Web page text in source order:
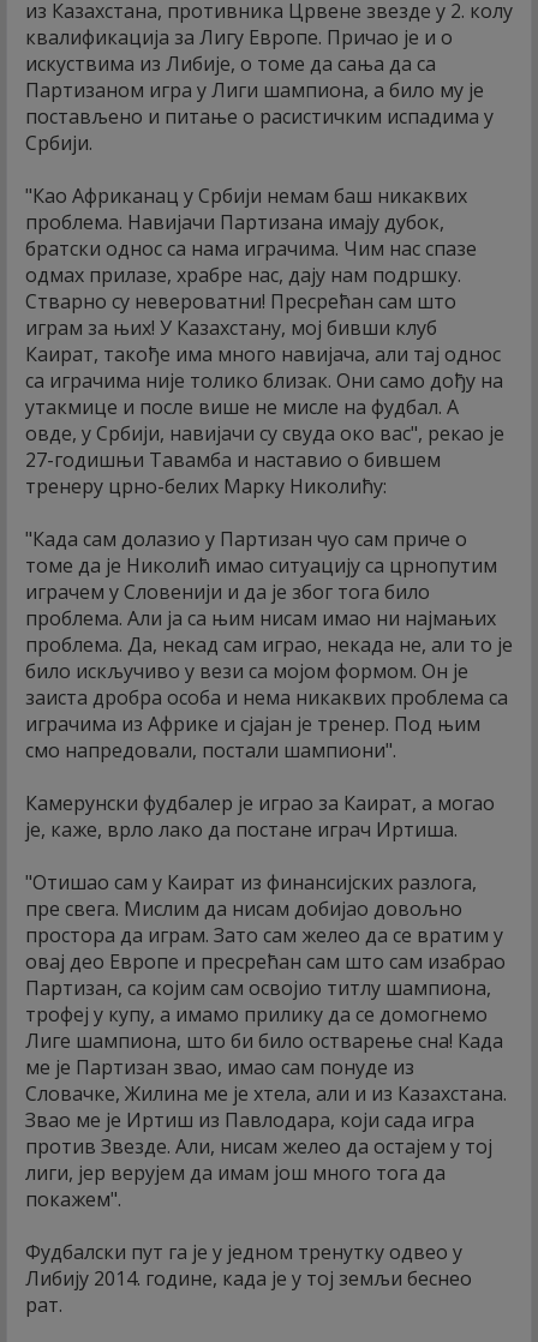
из Казахстана, противника Црвене звезде у 2. колу
квалификација за Лигу Европе. Причао је и о
искуствима из Либије, о томе да сања да са
Партизаном игра у Лиги шампиона, а било му је
постављено и питање о расистичким испадима у
Србији.
"Као Африканац у Србији немам баш никаквих
проблема. Навијачи Партизана имају дубок,
братски однос са нама играчима. Чим нас спазе
одмах прилазе, храбре нас, дају нам подршку.
Стварно су невероватни! Пресрећан сам што
играм за њих! У Казахстану, мој бивши клуб
Каират, такође има много навијача, али тај однос
са играчима није толико близак. Они само дођу на
утакмице и после више не мисле на фудбал. А
овде, у Србији, навијачи су свуда око вас", рекао је
27-годишњи Тавамба и наставио о бившем
тренеру црно-белих Марку Николићу:
"Када сам долазио у Партизан чуо сам приче о
томе да је Николић имао ситуацију са црнопутим
играчем у Словенији и да је због тога било
проблема. Али ја са њим нисам имао ни најмањих
проблема. Да, некад сам играо, некада не, али то је
било искључиво у вези са мојом формом. Он је
заиста дробра особа и нема никаквих проблема са
играчима из Африке и сјајан је тренер. Под њим
смо напредовали, постали шампиони".
Камерунски фудбалер је играо за Каират, а могао
је, каже, врло лако да постане играч Иртиша.
"Отишао сам у Каират из финансијских разлога,
пре свега. Мислим да нисам добијао довољно
простора да играм. Зато сам желео да се вратим у
овај део Европе и пресрећан сам што сам изабрао
Партизан, са којим сам освојио титлу шампиона,
трофеј у купу, а имамо прилику да се домогнемо
Лиге шампиона, што би било остварење сна! Када
ме је Партизан звао, имао сам понуде из
Словачке, Жилина ме је хтела, али и из Казахстана.
Звао ме је Иртиш из Павлодара, који сада игра
против Звезде. Али, нисам желео да остајем у тој
лиги, јер верујем да имам још много тога да
покажем".
Фудбалски пут га је у једном тренутку одвео у
Либију 2014. године, када је у тој земљи беснео
рат.